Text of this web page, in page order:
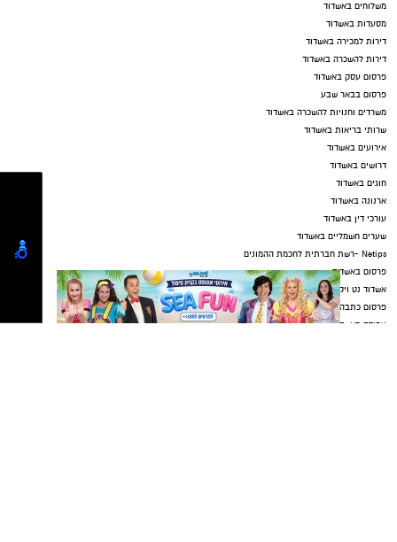
משלוחים באשדוד
מסעדות באשדוד
דירות למכירה באשדוד
דירות להשכרה באשדוד
פרסום עסק באשדוד
פרסום בבאר שבע
משרדים וחנויות להשכרה באשדוד
שרותי בריאות באשדוד
אירועים באשדוד
דרושים באשדוד
חוגים באשדוד
ארנונה באשדוד
עורכי דין באשדוד
שערים חשמליים באשדוד
Netips -רשת חברתית לחכמת ההמונים
פרסום באשדוד
אשדוד נט ויקיפדיה
פרסום כתבה שיווקית
עבודה באשדוד